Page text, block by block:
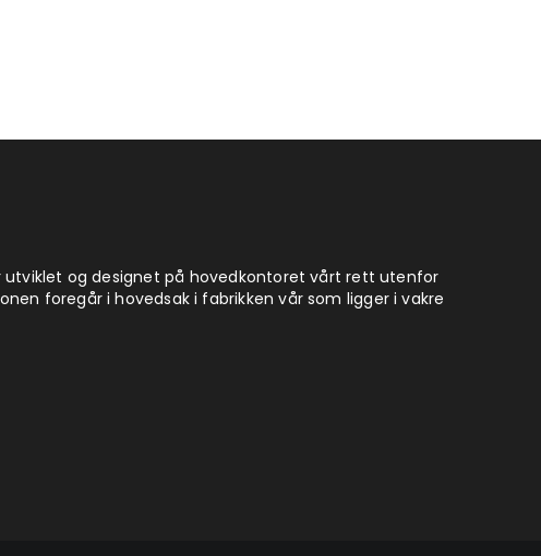
utviklet og designet på hovedkontoret vårt rett utenfor
foregår i hovedsak i fabrikken vår som ligger i vakre